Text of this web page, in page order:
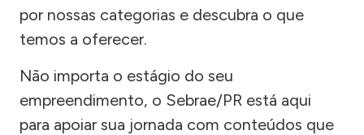
por nossas categorias e descubra o que
temos a oferecer.
Não importa o estágio do seu
empreendimento, o Sebrae/PR está aqui
para apoiar sua jornada com conteúdos que